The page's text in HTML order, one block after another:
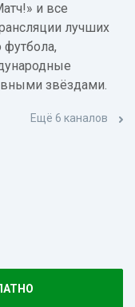
и все
лучших
футбола,
звёздами.
Ещё 6 каналов